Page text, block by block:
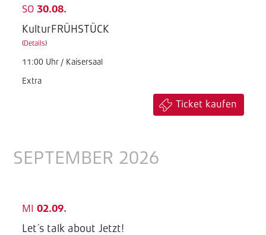
SO 30.08.
KulturFRÜHSTÜCK
(Details)
11:00 Uhr / Kaisersaal
Extra
Ticket kaufen
SEPTEMBER 2026
MI 02.09.
Let´s talk about Jetzt!